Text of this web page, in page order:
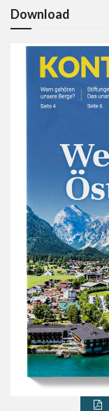
Download